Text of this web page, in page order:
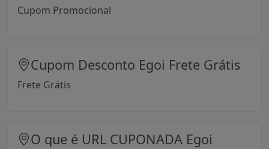
Cupom Promocional
Cupom Desconto Egoi Frete Grátis
Frete Grátis
O que é URL CUPONADA Egoi